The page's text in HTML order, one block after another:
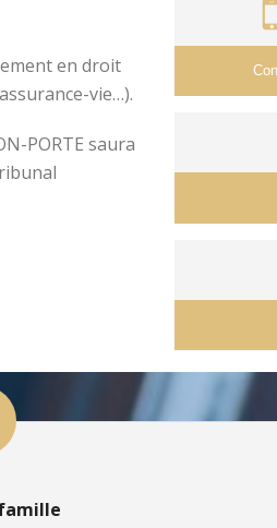
en droit
vie…).
PORTE saura